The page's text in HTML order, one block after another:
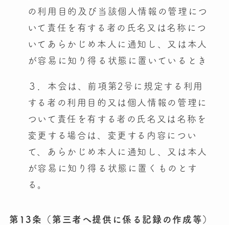
の利用目的及び当該個人情報の管理につ
いて責任を有する者の氏名又は名称につ
いてあらかじめ本人に通知し、又は本人
が容易に知り得る状態に置いているとき
３．本会は、前項第2号に規定する利用
する者の利用目的又は個人情報の管理に
ついて責任を有する者の氏名又は名称を
変更する場合は、変更する内容につい
て、あらかじめ本人に通知し、又は本人
が容易に知り得る状態に置くものとす
る。
第13条（第三者へ提供に係る記録の作成等）